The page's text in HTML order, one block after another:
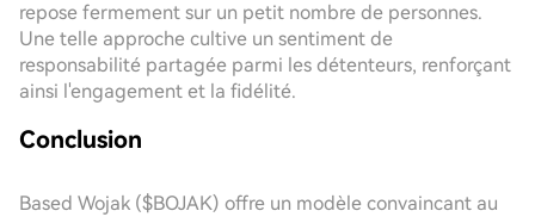
repose fermement sur un petit nombre de personnes.
Une telle approche cultive un sentiment de
responsabilité partagée parmi les détenteurs, renforçant
ainsi l'engagement et la fidélité.
Conclusion
Based Wojak ($BOJAK) offre un modèle convaincant au